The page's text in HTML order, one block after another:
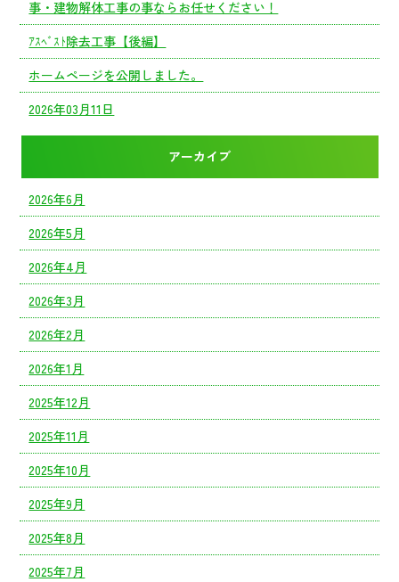
事・建物解体工事の事ならお任せください！
ｱｽﾍﾞｽﾄ除去工事【後編】
ホームページを公開しました。
2026年03月11日
アーカイブ
2026年6月
2026年5月
2026年4月
2026年3月
2026年2月
2026年1月
2025年12月
2025年11月
2025年10月
2025年9月
2025年8月
2025年7月